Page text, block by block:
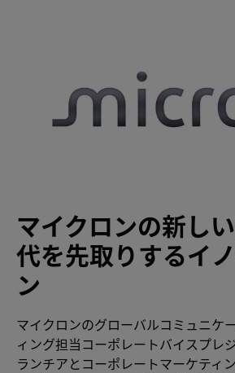
マイクロンの新し
代を先取りするイ
ン
マイクロンのグローバルコミュニケ
ィング担当コーポレートバイスプレ
ランチアとコーポレートマーケティ